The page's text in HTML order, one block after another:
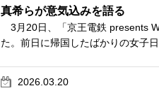
真希らが意気込みを語る
3月20日、「京王電鉄 presents
た。前日に帰国したばかりの女子
2026.03.20